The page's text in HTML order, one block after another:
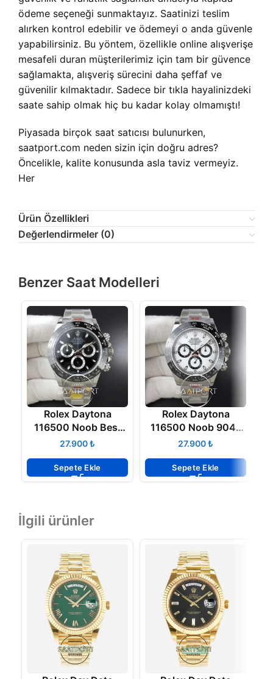
ödeme seçeneği sunmaktayız. Saatinizi teslim
alırken kontrol edebilir ve ödemeyi o anda güvenle
yapabilirsiniz. Bu yöntem, özellikle online alışverişe
mesafeli duran müşterilerimiz için tam bir güvence
sağlamakta, alışveriş sürecini daha şeffaf ve
güvenilir kılmaktadır. Sadece bir tıkla hayalinizdeki
saate sahip olmak hiç bu kadar kolay olmamıştı!
Piyasada birçok saat satıcısı bulunurken,
saatport.com neden sizin için doğru adres?
Öncelikle, kalite konusunda asla taviz vermeyiz.
Her
Ürün Özellikleri
Değerlendirmeler (0)
Benzer Saat Modelleri
Rolex Daytona
116500 Noob Best
Edition 904L Case
Dial
₺
Sepete Ekle
Rolex Daytona
116500 Noob 904L
Case and Bracelet
4130 ETA
₺
Sepete Ekle
İlgili ürünler